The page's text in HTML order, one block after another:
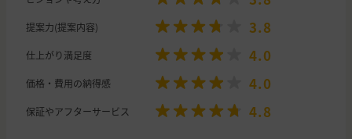
提案力(提案内容) 3.8
仕上がり満足度 4.0
価格・費用の納得感 4.0
保証やアフターサービス 4.8